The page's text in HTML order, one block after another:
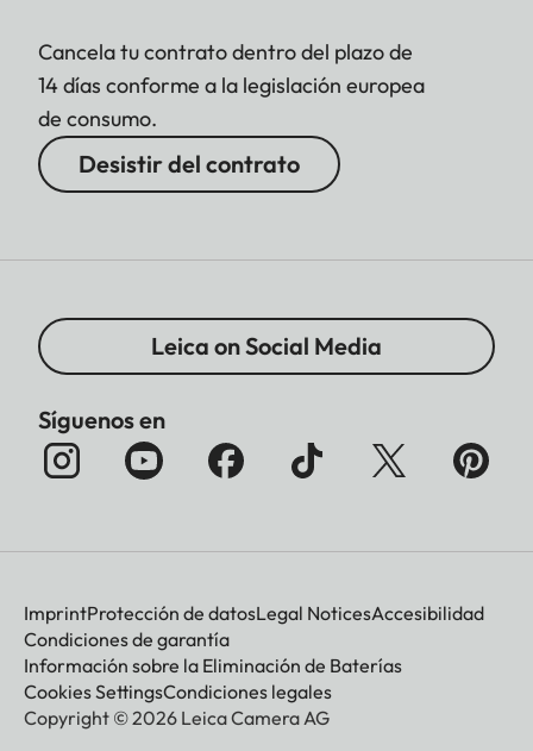
Cancela tu contrato dentro del plazo de
14 días conforme a la legislación europea
de consumo.
Desistir del contrato
Leica on Social Media
Síguenos en
ImprintProtección de datosLegal NoticesAccesibilidad
Condiciones de garantía
Información sobre la Eliminación de Baterías
Cookies SettingsCondiciones legales
Copyright © 2026 Leica Camera AG